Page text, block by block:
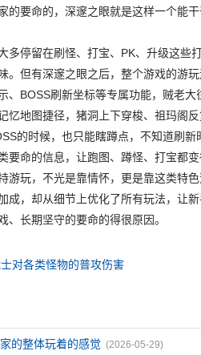
的要命的，深邃之眼就是这样一个能
多停留在刷怪、打宝、PK、升级这些
。但有深邃之眼之后，整个游戏的游
、BOSS刷新坐标等专属功能，贼老
忆地图捷径，猪洞上下穿梭、祖玛阁
的时候，也只能瞎蹲点，不知道刷
要命的信息，让跑图、蹲怪、打宝都
游玩，不光是靠情怀，更是靠这类特
成，却从细节上优化了所有玩法，让
、长期坚守的要命的得很原因。
对各类怪物的普攻伤害
的整体玩着的感觉 (2026-05-29)